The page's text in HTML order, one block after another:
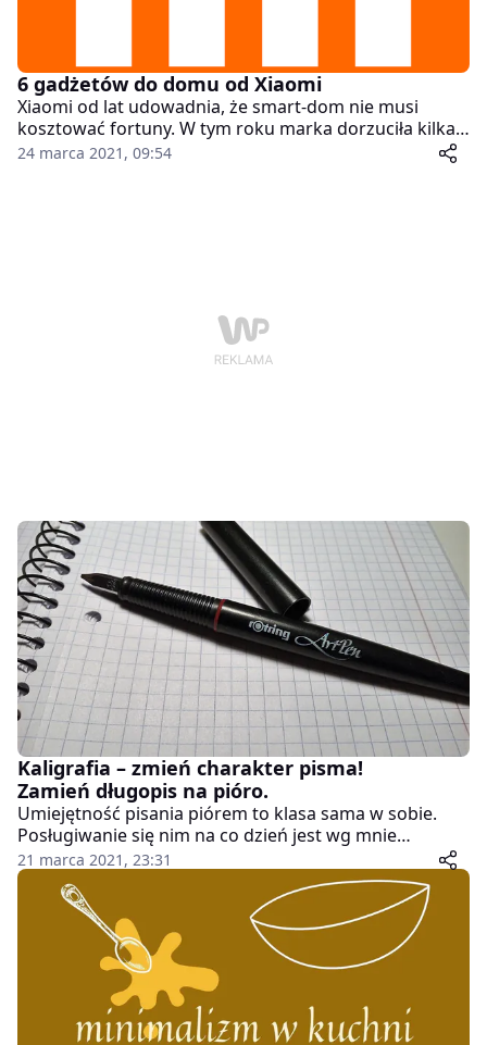
6 gadżetów do domu od Xiaomi
Xiaomi od lat udowadnia, że smart-dom nie musi
kosztować fortuny. W tym roku marka dorzuciła kilka
odświeżonych urządzeń, które sprawiają, że codzienne
24 marca 2021, 09:54
Kaligrafia – zmień charakter pisma!
Zamień długopis na pióro.
Umiejętność pisania piórem to klasa sama w sobie.
Posługiwanie się nim na co dzień jest wg mnie
eleganckie i taktowne. Ale co jeśli nasze gryzmoły
przypominają bardziej znaki naszych przodków
pozostawione w jaskiniach niż przeciętny charakter
pisma możliwy nie tylko do zapisania ale i odczytania?
Rozwiązaniem może być bardzo prosta zamiana
długopisu na pióro do kaligrafii!
21 marca 2021, 23:31